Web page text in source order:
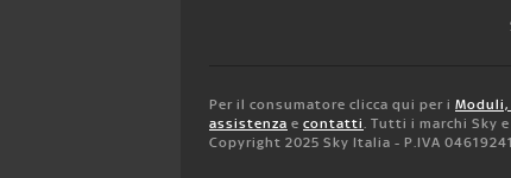
Per il consumatore clicca qui per i
assistenza e contatti. Tutti i marchi Sky
Copyright 2025 Sky Italia - P.IVA